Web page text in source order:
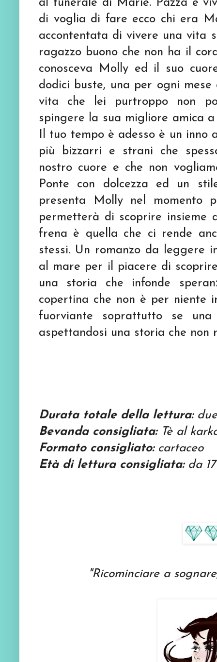
al funerale di Marie. Pazza e
di voglia di fare ecco chi era
accontentata di vivere una vita
ragazzo buono che non ha il
conosceva Molly ed il suo
dodici buste, una per ogni
vita che lei purtroppo non
spingere la sua migliore amica
Il tuo tempo è adesso è un
più bizzarri e strani che
nostro cuore e che non
Ponte con dolcezza ed un
presenta Molly nel
permetterà di scoprire insieme
frena è quella che ci rende
stessi. Un romanzo da leggere
al mare per il piacere di
una storia che infonde
copertina che non è per niente
fuorviante soprattutto se
aspettandosi una storia che
Durata totale della lettura:
Bevanda consigliata: Tè al
Formato consigliato: cartaceo
Età di lettura consigliata:da
"Ricominciare a